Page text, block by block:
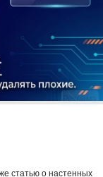
Реклама
статью о настенных